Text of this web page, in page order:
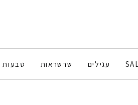
עגילים שרשראות טבעות